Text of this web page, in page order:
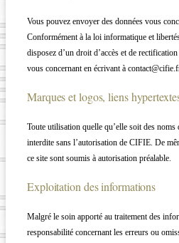
Vous pouvez envoyer des données vous
Conformément à la loi informatique et
disposez d’un droit d’accès et de
vous concernant en écrivant à
Marques et logos, liens
Toute utilisation quelle qu’elle soit des noms
interdite sans l’autorisation de CIFIE. De
ce site sont soumis à autorisation préalable.
Exploitation des informations
Malgré le soin apporté au traitement des
responsabilité concernant les erreurs ou